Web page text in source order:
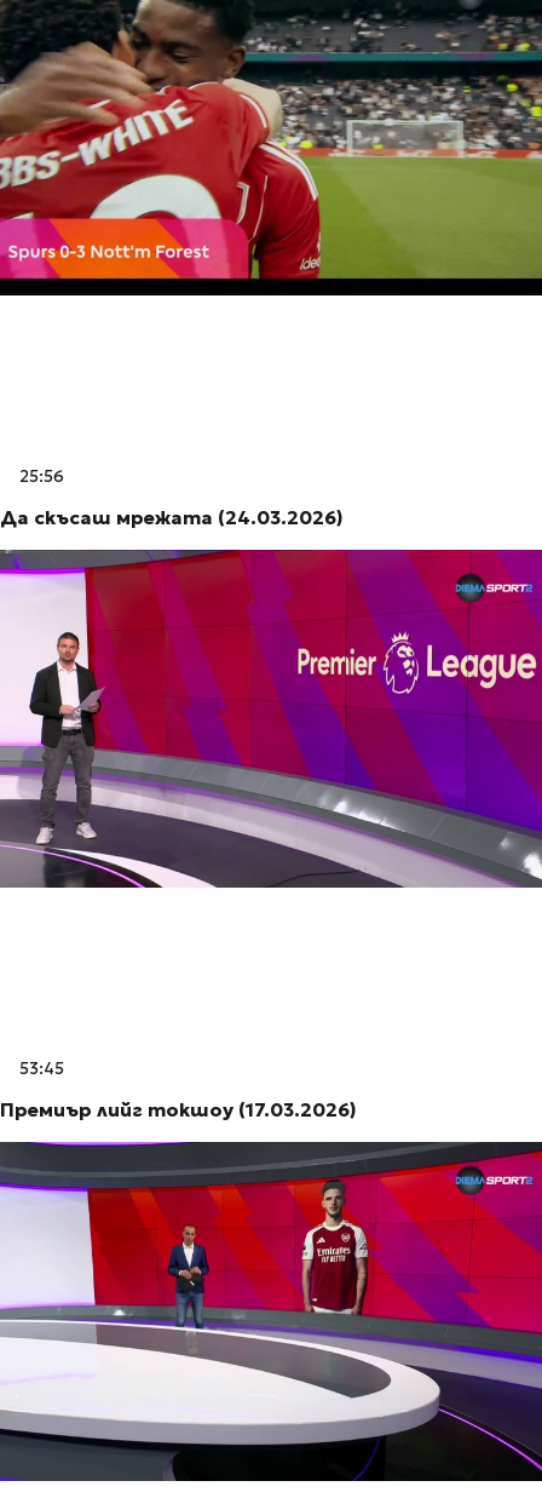
25:56
Да скъсаш мрежата (24.03.2026)
53:45
Премиър лийг токшоу (17.03.2026)